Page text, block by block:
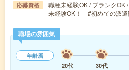
応募資格
職種未経験OK / ブランクOK
未経験OK！ #初めての派遣
職場の雰囲気
年齢層
20代
30代